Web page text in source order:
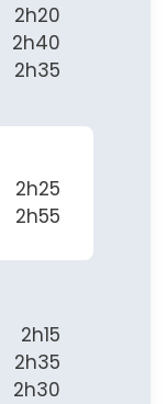
2h20
2h40
2h35
2h25
2h55
2h15
2h35
2h30